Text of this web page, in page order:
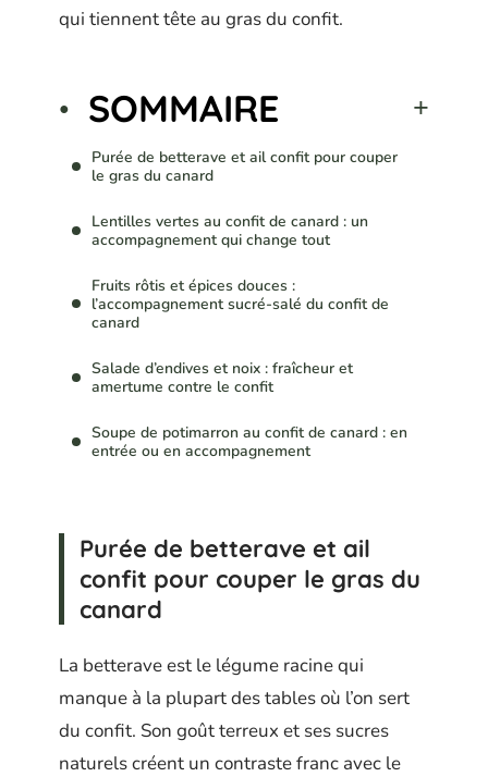
qui tiennent tête au gras du confit.
SOMMAIRE
Purée de betterave et ail confit pour couper
le gras du canard
Lentilles vertes au confit de canard : un
accompagnement qui change tout
Fruits rôtis et épices douces :
l’accompagnement sucré-salé du confit de
canard
Salade d’endives et noix : fraîcheur et
amertume contre le confit
Soupe de potimarron au confit de canard : en
entrée ou en accompagnement
Purée de betterave et ail
confit pour couper le gras du
canard
La betterave est le légume racine qui
manque à la plupart des tables où l’on sert
du confit. Son goût terreux et ses sucres
naturels créent un contraste franc avec le